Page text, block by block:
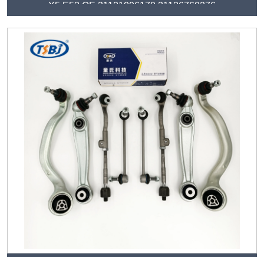
X5 E53 OE 31121096170 31126760276